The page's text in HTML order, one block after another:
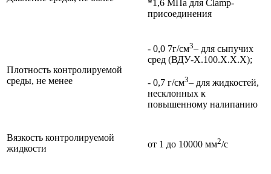
*1,6 МПа для Clamp-
присоединения
Плотность контролируемой
среды, не менее
- 0,0 7г/см3– для сыпучих
сред (ВДУ-Х.100.Х.Х.Х);
- 0,7 г/см3– для жидкостей,
несклонных к
повышенному налипанию
Вязкость контролируемой
жидкости
от 1 до 10000 мм2/с